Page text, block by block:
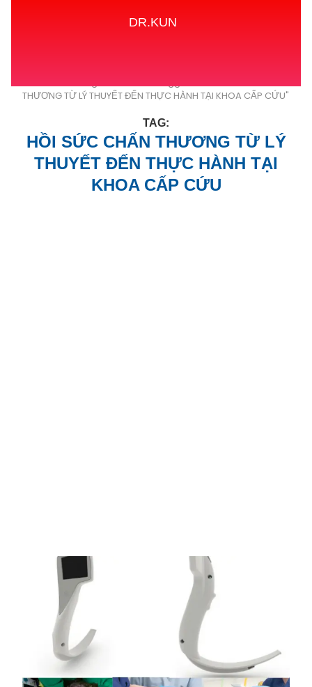
DR.KUN
THƯƠNG TỪ LÝ THUYẾT ĐẾN THỰC HÀNH TẠI KHOA CẤP CỨU"
TAG:
HỒI SỨC CHẤN THƯƠNG TỪ LÝ
THUYẾT ĐẾN THỰC HÀNH TẠI
KHOA CẤP CỨU